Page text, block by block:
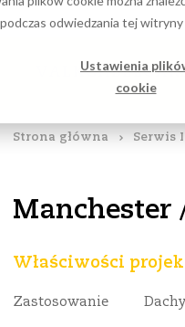
odwiedzania tej
Ustawienia
cookie
Do pobrania
Strona główna Serwis
Manchester
Właściwości
Zastosowanie